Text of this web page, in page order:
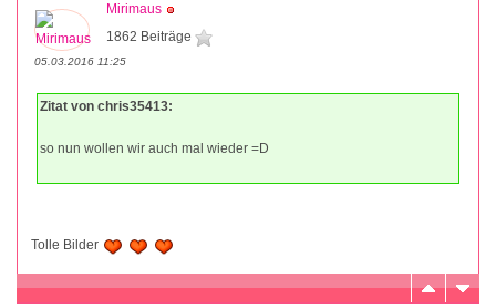
Mirimaus
1862 Beiträge
05.03.2016 11:25
Zitat von chris35413:
so nun wollen wir auch mal wieder =D
Tolle Bilder